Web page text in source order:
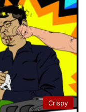
Crispy